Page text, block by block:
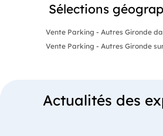
Sélections
Vente Parking - Autres Gironde
Vente Parking - Autres Gironde
Actualités des